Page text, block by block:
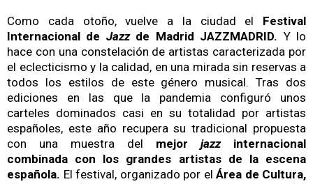
Como cada otoño, vuelve a la ciudad el Festival
Internacional de Jazzde Madrid JAZZMADRID. Y lo
hace con una constelación de artistas caracterizada por
el eclecticismo y la calidad, en una mirada sin reservas a
todos los estilos de este género musical. Tras dos
ediciones en las que la pandemia configuró unos
carteles dominados casi en su totalidad por artistas
españoles, este año recupera su tradicional propuesta
con una muestra del mejor jazzinternacional
combinada con los grandes artistas de la escena
española. El festival, organizado por el Área de Cultura,